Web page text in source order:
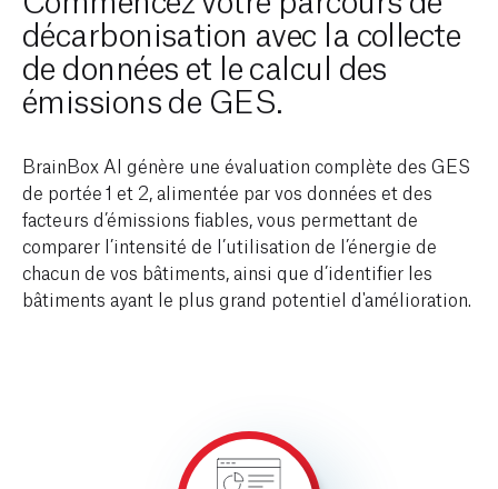
décarbonisation avec la collecte
de données et le calcul des
émissions de GES.
BrainBox AI génère une évaluation complète des GES
de portée 1 et 2, alimentée par vos données et des
facteurs d’émissions fiables, vous permettant de
comparer l’intensité de l’utilisation de l’énergie de
chacun de vos bâtiments, ainsi que d’identifier les
bâtiments ayant le plus grand potentiel d'amélioration.